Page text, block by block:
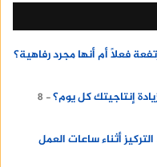
فعلًا أم أنها مجرد رفاهية؟
إنتاجيتك كل يوم؟
8
أثناء ساعات العمل